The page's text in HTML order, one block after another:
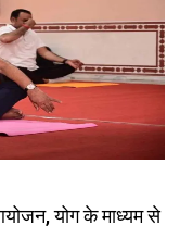
योग के माध्यम से